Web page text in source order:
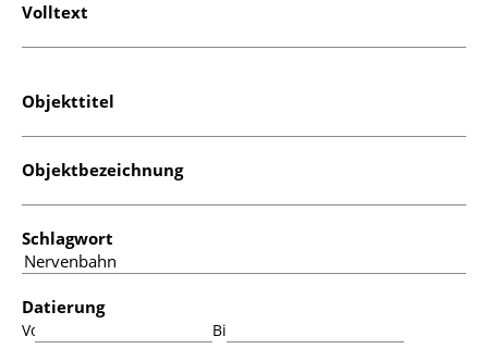
Volltext
Objekttitel
Objektbezeichnung
Schlagwort
Datierung
Von: Bis: